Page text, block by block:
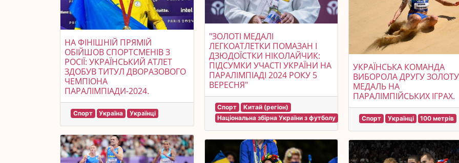
НА ФІНІШНІЙ ПРЯМІЙ
ОБІЙШОВ СПОРТСМЕНІВ З
РОСІЇ: УКРАЇНСЬКИЙ АТЛЕТ
ЗДОБУВ ТИТУЛ ДВОРАЗОВОГО
ЧЕМПІОНА
ПАРАЛІМПІАДИ-2024.
Спорт Україна Українці
"ЗОЛОТІ МЕДАЛІ
ЛЕГКОАТЛЕТКИ ПОМАЗАН І
ДЗЮДОЇСТКИ НІКОЛАЙЧИК:
ПІДСУМКИ УЧАСТІ УКРАЇНИ НА
ПАРАЛІМПІАДІ 2024 РОКУ 5
ВЕРЕСНЯ"
Спорт
Китай (регіон)
Національна збірна України з футболу
УКРАЇНСЬКА КОМАНДА
ВИБОРОЛА ДРУГУ ЗОЛОТУ
МЕДАЛЬ НА
ПАРАЛІМПІЙСЬКИХ ІГРАХ.
Спорт Українці 100 метрів